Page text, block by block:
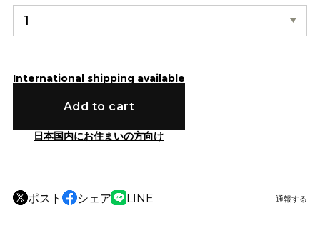
International shipping available
Add to cart
日本国内にお住まいの方向け
ポスト シェア LINE 通報する